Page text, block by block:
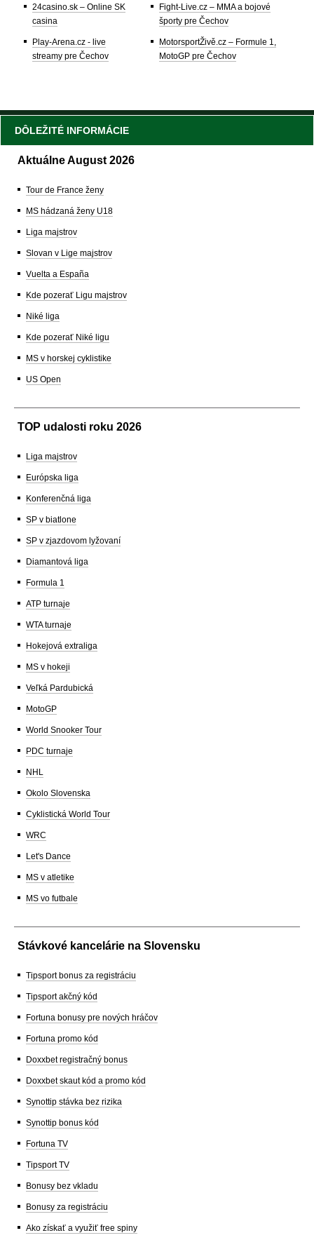
24casino.sk – Online SK
casina
Play-Arena.cz - live
streamy pre Čechov
Fight-Live.cz – MMA a bojové
športy pre Čechov
MotorsportŽivě.cz – Formule 1,
MotoGP pre Čechov
DÔLEŽITÉ INFORMÁCIE
Aktuálne August 2026
Tour de France ženy
MS hádzaná ženy U18
Liga majstrov
Slovan v Lige majstrov
Vuelta a España
Kde pozerať Ligu majstrov
Niké liga
Kde pozerať Niké ligu
MS v horskej cyklistike
US Open
TOP udalosti roku 2026
Liga majstrov
Európska liga
Konferenčná liga
SP v biatlone
SP v zjazdovom lyžovaní
Diamantová liga
Formula 1
ATP turnaje
WTA turnaje
Hokejová extraliga
MS v hokeji
Veľká Pardubická
MotoGP
World Snooker Tour
PDC turnaje
NHL
Okolo Slovenska
Cyklistická World Tour
WRC
Let's Dance
MS v atletike
MS vo futbale
Stávkové kancelárie na Slovensku
Tipsport bonus za registráciu
Tipsport akčný kód
Fortuna bonusy pre nových hráčov
Fortuna promo kód
Doxxbet registračný bonus
Doxxbet skaut kód a promo kód
Synottip stávka bez rizika
Synottip bonus kód
Fortuna TV
Tipsport TV
Bonusy bez vkladu
Bonusy za registráciu
Ako získať a využiť free spiny